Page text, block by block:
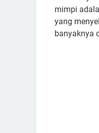
mimpi
yang
banyaknya